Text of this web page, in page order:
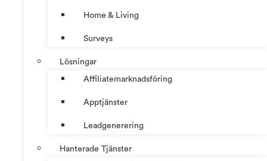
Home & Living
Surveys
Lösningar
Affiliatemarknadsföring
Apptjänster
Leadgenerering
Hanterade Tjänster